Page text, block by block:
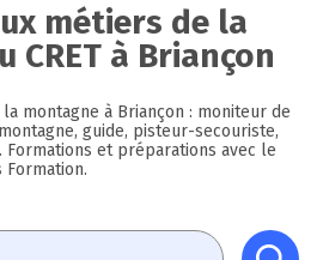
métiers de la
CRET à Briançon
montagne à Briançon : moniteur de
guide, pisteur-secouriste,
Formations et préparations avec le
Formation.